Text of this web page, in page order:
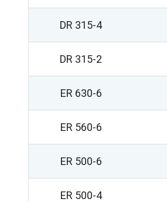
DR 315-4
DR 315-2
ER 630-6
ER 560-6
ER 500-6
ER 500-4